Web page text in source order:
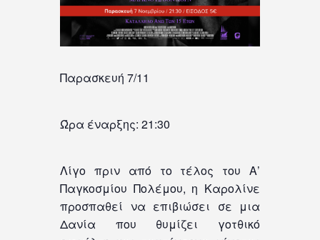
Παρασκευή 7/11
Ώρα έναρξης: 21:30
Λίγο πριν από το τέλος του Α’
Παγκοσμίου Πολέμου, η Καρολίνε
προσπαθεί να επιβιώσει σε μια
Δανία που θυμίζει γοτθικό